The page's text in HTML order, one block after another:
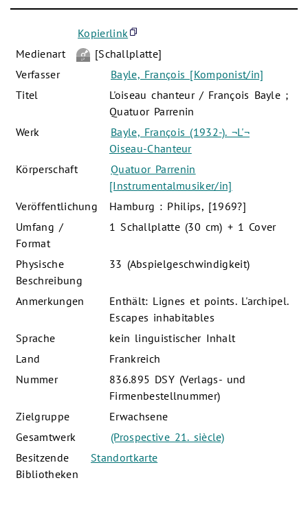
Kopierlink
Medienart
[Schallplatte]
Verfasser
Bayle, François [Komponist/in]
Titel
L'oiseau chanteur / François Bayle ;
Quatuor Parrenin
Werk
Bayle, François (1932-). ¬L'¬
Oiseau-Chanteur
Körperschaft
Quatuor Parrenin
[Instrumentalmusiker/in]
Veröffentlichung
Hamburg : Philips, [1969?]
Umfang /
Format
1 Schallplatte (30 cm) + 1 Cover
Physische
Beschreibung
33 (Abspielgeschwindigkeit)
Anmerkungen
Enthält: Lignes et points. L'archipel.
Escapes inhabitables
Sprache
kein linguistischer Inhalt
Land
Frankreich
Nummer
836.895 DSY (Verlags- und
Firmenbestellnummer)
Zielgruppe
Erwachsene
Gesamtwerk
(Prospective 21. siècle)
Besitzende
Bibliotheken
Standortkarte